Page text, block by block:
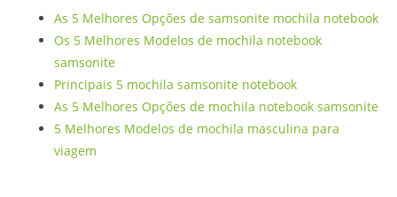
As 5 Melhores Opções de samsonite mochila notebook
Os 5 Melhores Modelos de mochila notebook
samsonite
Principais 5 mochila samsonite notebook
As 5 Melhores Opções de mochila notebook samsonite
5 Melhores Modelos de mochila masculina para
viagem